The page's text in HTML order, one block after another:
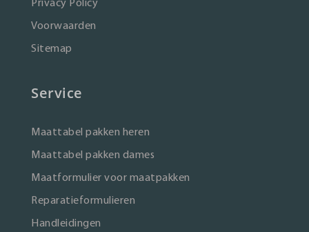
Voorwaarden
Sitemap
Service
Maattabel pakken heren
Maattabel pakken dames
Maatformulier voor maatpakken
Reparatieformulieren
Handleidingen